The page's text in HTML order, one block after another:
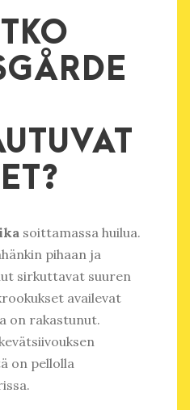
soittamassa huilua.
pihaan ja
sirkuttavat suuren
availevat
on rakastunut.
on pellolla